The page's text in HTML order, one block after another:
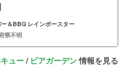
＆BBQ レインボースター
県不明
ュー/ ビアガーデン情報を見る